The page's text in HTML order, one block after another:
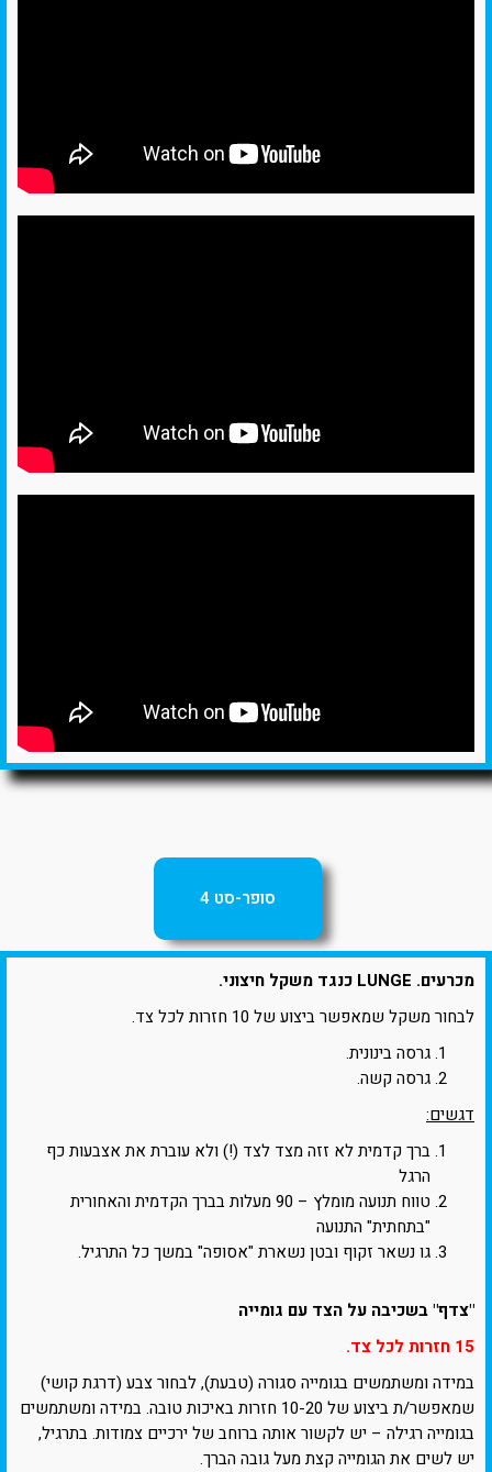
סופר-סט 4
מכרעים. LUNGE כנגד משקל חיצוני.
לבחור משקל שמאפשר ביצוע של 10 חזרות לכל צד.
גרסה בינונית.
גרסה קשה.
דגשים:
ברך קדמית לא זזה מצד לצד (!) ולא עוברת את אצבעות כף
הרגל
טווח תנועה מומלץ – 90 מעלות בברך הקדמית והאחורית
"בתחתית" התנועה
גו נשאר זקוף ובטן נשארת "אסופה" במשך כל התרגיל.
"צדף" בשכיבה על הצד עם גומייה
15 חזרות לכל צד.
במידה ומשתמשים בגומייה סגורה (טבעת), לבחור צבע (דרגת קושי)
שמאפשר/ת ביצוע של 10-20 חזרות באיכות טובה. במידה ומשתמשים
בגומייה רגילה – יש לקשור אותה ברוחב של ירכיים צמודות. בתרגיל,
יש לשים את הגומייה קצת מעל גובה הברך.